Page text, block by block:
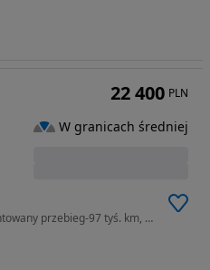
998 cm3 • 69 KM • mały udokumentowany przebieg-97 tyś. km, 5-drzwiowy, gotowy do jazdy
22 400 PLN
W granicach średniej